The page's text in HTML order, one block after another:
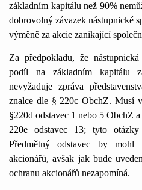
základním kapitálu než 90%
dobrovolný závazek nástupnické
výměně za akcie zanikající
Za předpokladu, že
podíl na základním kapitálu
nevyžaduje zpráva
znalce dle § 220c ObchZ. Musí
§220d odstavec 1 nebo 5 ObchZ
220e odstavec 13; tyto
Předmětný odstavec by
akcionářů, avšak jak bude
ochranu akcionářů nezapomíná.